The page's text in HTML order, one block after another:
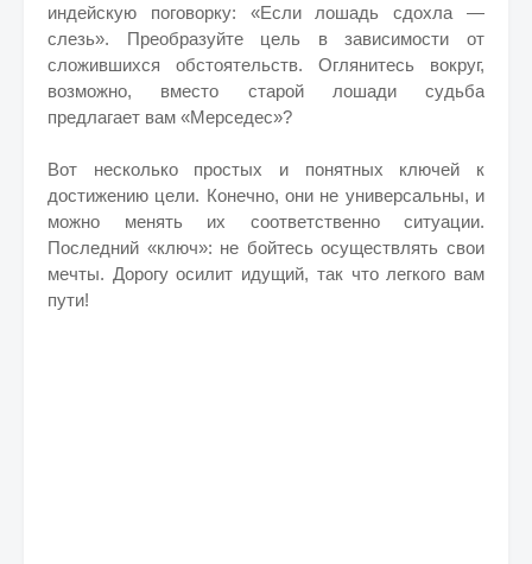
индейскую поговорку: «Если лошадь сдохла —
слезь». Преобразуйте цель в зависимости от
сложившихся обстоятельств. Оглянитесь вокруг,
возможно, вместо старой лошади судьба
предлагает вам «Мерседес»?
Вот несколько простых и понятных ключей к
достижению цели. Конечно, они не универсальны, и
можно менять их соответственно ситуации.
Последний «ключ»: не бойтесь осуществлять свои
мечты. Дорогу осилит идущий, так что легкого вам
пути!